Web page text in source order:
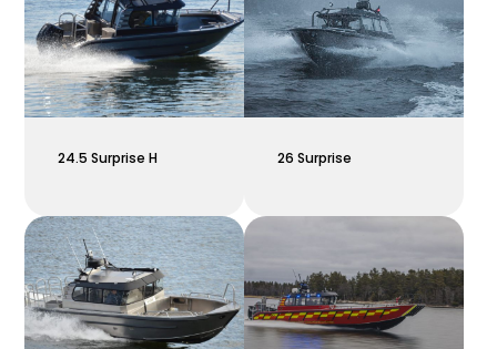
24.5 Surprise H 26 Surprise